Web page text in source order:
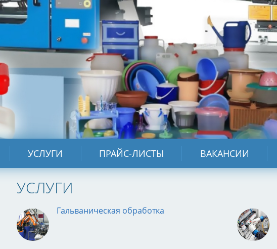
УСЛУГИ ПРАЙС-ЛИСТЫ ВАКАНСИИ
УСЛУГИ
Гальваническая обработка